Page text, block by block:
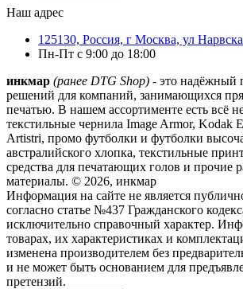
Наш адрес
125130, Россия, г Москва, ул
Пн-Пт с 9:00 до 18:00
инкмар (ранее DTG Shop) - это надёжный
решений для компаний, занимающихся
печатью. В нашем ассортименте есть всё
текстильные чернила Image Armor, Kodak
Artistri, промо футболки и футболки
австралийского хлопка, текстильные
средства для печатающих голов и прочие
материалы. © 2026, инкмар
Информация на сайте не является
согласно статье №437 Гражданского
исключительно справочный характер.
товарах, их характеристиках и
изменена производителем без
и не может быть основанием для
претензий.